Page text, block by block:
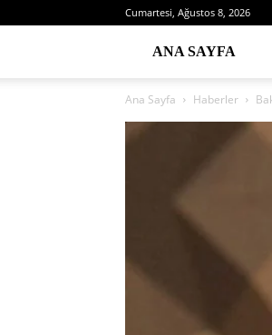
Cumartesi, Ağustos 8, 2026
ANA SAYFA
Ana Sayfa Haberler